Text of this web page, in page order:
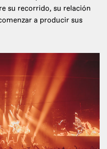
su recorrido, su relación
a producir sus